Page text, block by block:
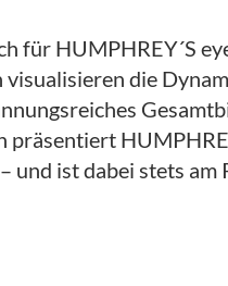
für HUMPHREY´S
die
und ist dabei stets am